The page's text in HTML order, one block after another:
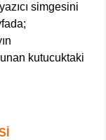
simgesini
kutucuktaki